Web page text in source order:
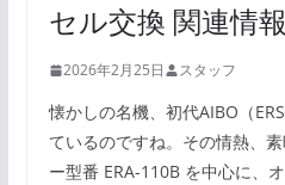
セル交換 関連情報
2026年2月25日 スタッフ
懐かしの名機、初代AIBO（
ているのですね。その情熱、
ー型番 ERA-110B を中心に、